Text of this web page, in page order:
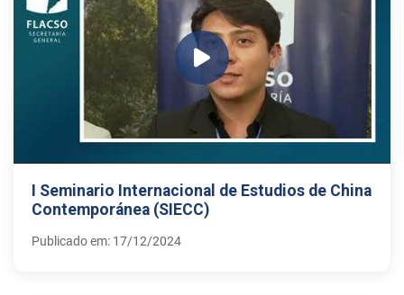
I Seminario Internacional de Estudios de China
Contemporánea (SIECC)
Publicado em: 17/12/2024